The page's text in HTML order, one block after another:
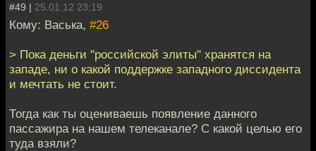
#49 | 25.01.12 23:19
Кому: Васька, #26
> Пока деньги "российской элиты" хранятся на
западе, ни о какой поддержке западного диссидента
и мечтать не стоит.
Тогда как ты оцениваешь появление данного
пассажира на нашем телеканале? С какой целью его
туда взяли?